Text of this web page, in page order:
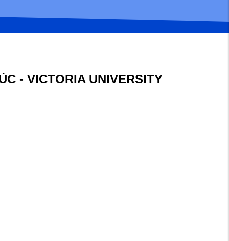
- VICTORIA UNIVERSITY